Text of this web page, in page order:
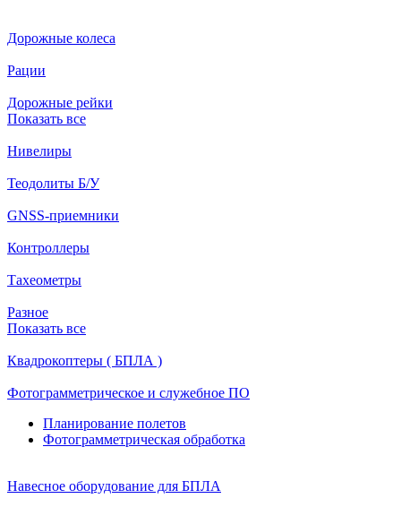
Дорожные колеса
Рации
Дорожные рейки
Показать все
Нивелиры
Теодолиты Б/У
GNSS-приемники
Контроллеры
Тахеометры
Разное
Показать все
Квадрокоптеры ( БПЛА )
Фотограмметрическое и служебное ПО
Планирование полетов
Фотограмметрическая обработка
Навесное оборудование для БПЛА